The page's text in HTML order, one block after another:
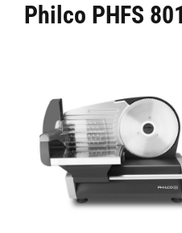
Philco PHFS